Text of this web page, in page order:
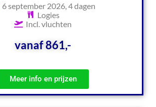
6 september 2026, 4 dagen
Logies
Incl. vluchten
vanaf 861,-
Meer info en prijzen